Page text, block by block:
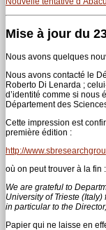
Mise à jour du
Nous avons quelques
Nous avons contacté le
Roberto Di Lenarda ;
d’identité comme si nous
Département des
Cette impression est
première édition :
http://
où on peut trouver à la fin :
We are grateful to
University of Trieste
in particular to the
Papier qui ne laisse en